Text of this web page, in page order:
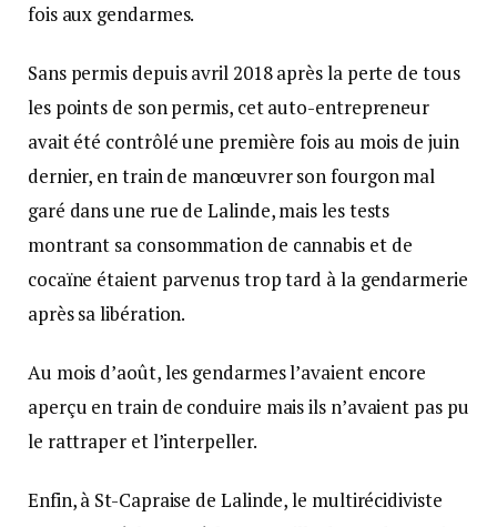
fois aux gendarmes.
Sans permis depuis avril 2018 après la perte de tous
les points de son permis, cet auto-entrepreneur
avait été contrôlé une première fois au mois de juin
dernier, en train de manœuvrer son fourgon mal
garé dans une rue de Lalinde, mais les tests
montrant sa consommation de cannabis et de
cocaïne étaient parvenus trop tard à la gendarmerie
après sa libération.
Au mois d’août, les gendarmes l’avaient encore
aperçu en train de conduire mais ils n’avaient pas pu
le rattraper et l’interpeller.
Enfin, à St-Capraise de Lalinde, le multirécidiviste